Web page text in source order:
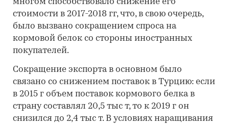
многом способствовало снижение его
стоимости в 2017-2018 гг, что, в свою очередь,
было вызвано сокращением спроса на
кормовой белок со стороны иностранных
покупателей.
Сокращение экспорта в основном было
связано со снижением поставок в Турцию: если
в 2015 г объем поставок кормового белка в
страну составлял 20,5 тыс т, то к 2019 г он
снизился до 2,4 тыс т. В условиях наращивания